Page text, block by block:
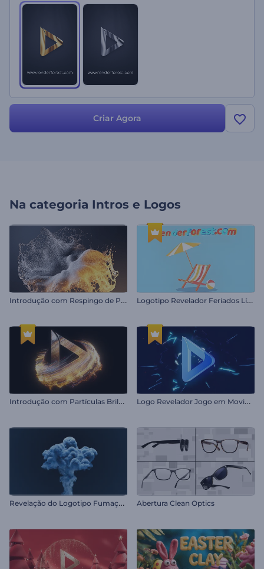
Criar Agora
Na categoria Intros e Logos
I
ntrodução com Respingo de Partículas L
ogotipo Revelador Feriados Líquidos
I
ntrodução com Partículas Brilhantes Giratórias L
ogo Revelador Jogo em Movimento
R
evelação do Logotipo Fumaça Crescente Abertura Clean Optics